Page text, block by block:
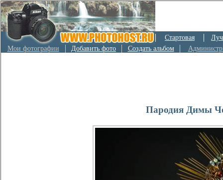
Стартовая
Мои фотографии
Добавить фото Создать альбом
Пародия Димы